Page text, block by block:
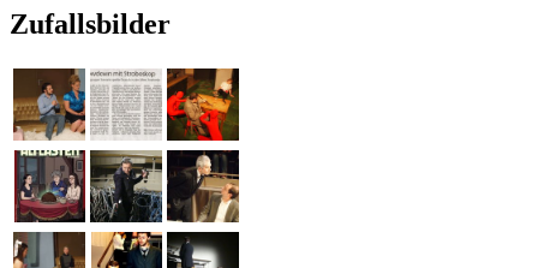
Zufallsbilder